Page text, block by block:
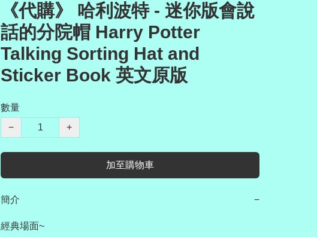
《代購》 哈利波特 - 迷你版會說
話的分院帽 Harry Potter
Talking Sorting Hat and
Sticker Book 英文原版
數量
−
+
加至購物車
簡介 −
經典場面~